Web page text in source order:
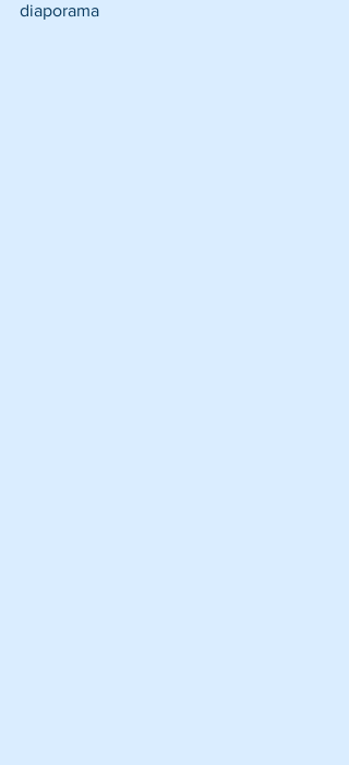
diaporama